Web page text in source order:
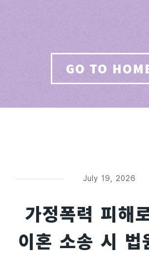
GO TO
July 19, 2026
가정폭력 피해
이혼 소송 시 법